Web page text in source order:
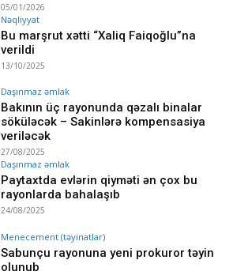
05/01/2026
Nəqliyyat
Bu marşrut xətti “Xaliq Faiqoğlu”na
verildi
13/10/2025
Daşınmaz əmlak
Bakının üç rayonunda qəzalı binalar
söküləcək – Sakinlərə kompensasiya
veriləcək
27/08/2025
Daşınmaz əmlak
Paytaxtda evlərin qiyməti ən çox bu
rayonlarda bahalaşıb
24/08/2025
Menecement (təyinatlar)
Sabunçu rayonuna yeni prokuror təyin
olunub